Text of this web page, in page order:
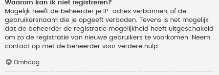
Waarom kan ik niet registreren?
Mogelijk heeft de beheerder je IP-adres verbannen, of de
gebruikersnaam die je opgeeft verboden. Tevens is het mogelijk
dat de beheerder de registratie mogelijkheid heeft uitgeschakeld
om zo de registratie van nieuwe gebruikers te voorkomen. Neem
contact op met de beheerder voor verdere hulp.
Omhoog